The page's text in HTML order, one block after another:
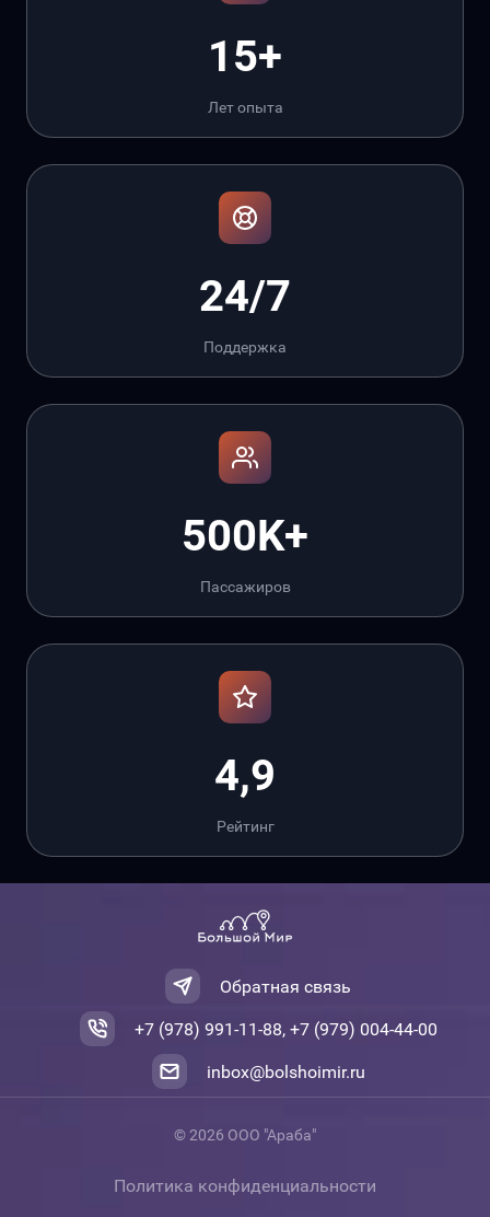
15+
Лет опыта
24/7
Поддержка
500K+
Пассажиров
4,9
Рейтинг
Обратная связь
+7 (978) 991-11-88, +7 (979) 004-44-00
inbox@bolshoimir.ru
© 2026 ООО "Араба"
Политика конфиденциальности